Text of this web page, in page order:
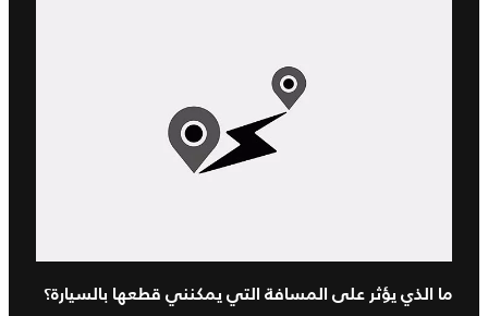
ما الذي يؤثر على المسافة التي يمكنني قطعها بالسيارة؟